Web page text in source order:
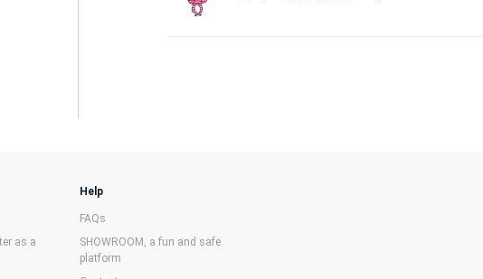
as a
Help
FAQs
SHOWROOM, a fun and safe
platform